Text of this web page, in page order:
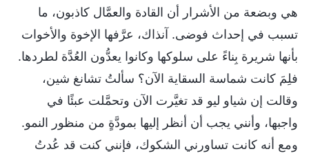
هي وبضعة من الأشرار أن القادة والعمَّال كاذبون، ما
تسبب في إحداث فوضى. آنذاك، عرَّفها الإخوة والأخوات
بأنها شريرة بِناءً على سلوكها وكانوا يعدُّون العُدَّة لطردها.
فلِمَ كانت شماسة السقاية الآن؟ سألتُ تشانغ شين،
وقالت إن شياو ليو قد تغيَّرت الآن وتحمَّلت عبئًا في
واجبها، وأنني يجب أن أنظر إليها بمودَّةٍ من منظور النمو.
ومع أنه كانت تساورني الشكوك، فإنني كنت قد عُدتُ